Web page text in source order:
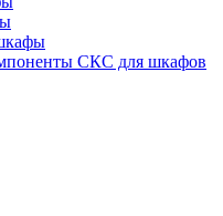
СКС для шкафов